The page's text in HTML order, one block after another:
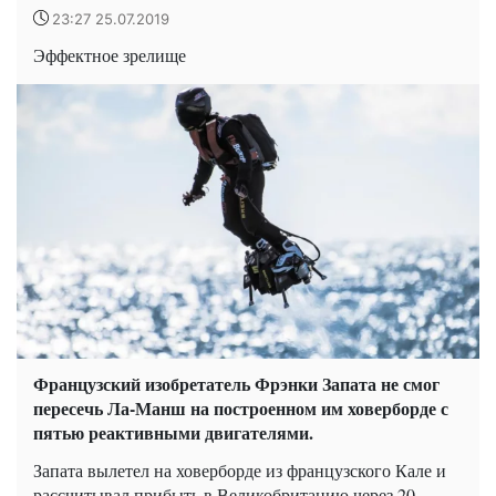
23:27 25.07.2019
Эффектное зрелище
Французский изобретатель Фрэнки Запата не смог
пересечь Ла-Манш на построенном им ховерборде с
пятью реактивными двигателями.
Запата вылетел на ховерборде из французского Кале и